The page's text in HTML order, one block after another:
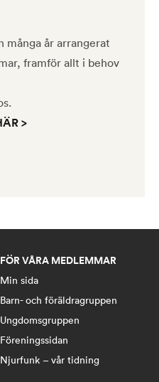
många år arrangerat
framför allt i behov
>
FÖR VÅRA MEDLEMMAR
Min sida
Barn- och föräldragruppen
Ungdomsgruppen
Föreningssidan
Njurfunk – vår tidning